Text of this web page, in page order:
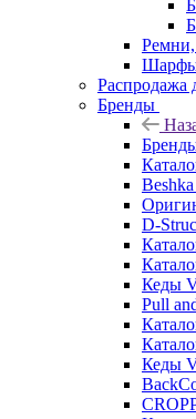
Ремни,
Распродажа
Бренды
D-
Кеды
Pull
Кеды